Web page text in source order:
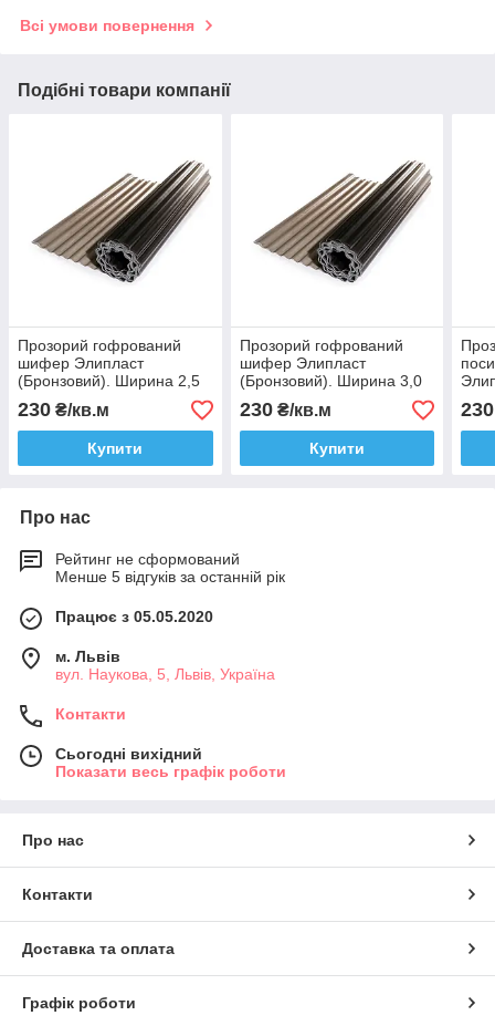
Всі умови повернення
Подібні товари компанії
Прозорий гофрований
шифер Элипласт
(Бронзовий). Ширина 2,5
м. Розкрій!
230 ₴/кв.м
Купити
Прозорий гофрований
шифер Элипласт
(Бронзовий). Ширина 3,0
м. Розкрій!
230₴/кв.м
Купити
230
Про нас
Рейтинг не сформований
Менше 5 відгуків за останній рік
Працює з 05.05.2020
м. Львів
вул. Наукова, 5, Львів, Україна
Контакти
Сьогодні вихідний
Показати весь графік роботи
Про нас
Контакти
Доставка та оплата
Графік роботи